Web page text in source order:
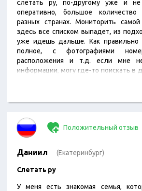
слетать ру, по-другому уже и
оперативно, большое
разных странах. Мониторить
здесь все списком выпадет, из
уже идешь дальше. Как правильно
полное, с фотографиями
расположения и т.д. если мне
информации, могу где-то поискать в
стараюсь конечно обращаться
Положительный отзыв
Даниил (Екатеринбург)
Слетать ру
У меня есть знакомая семья,